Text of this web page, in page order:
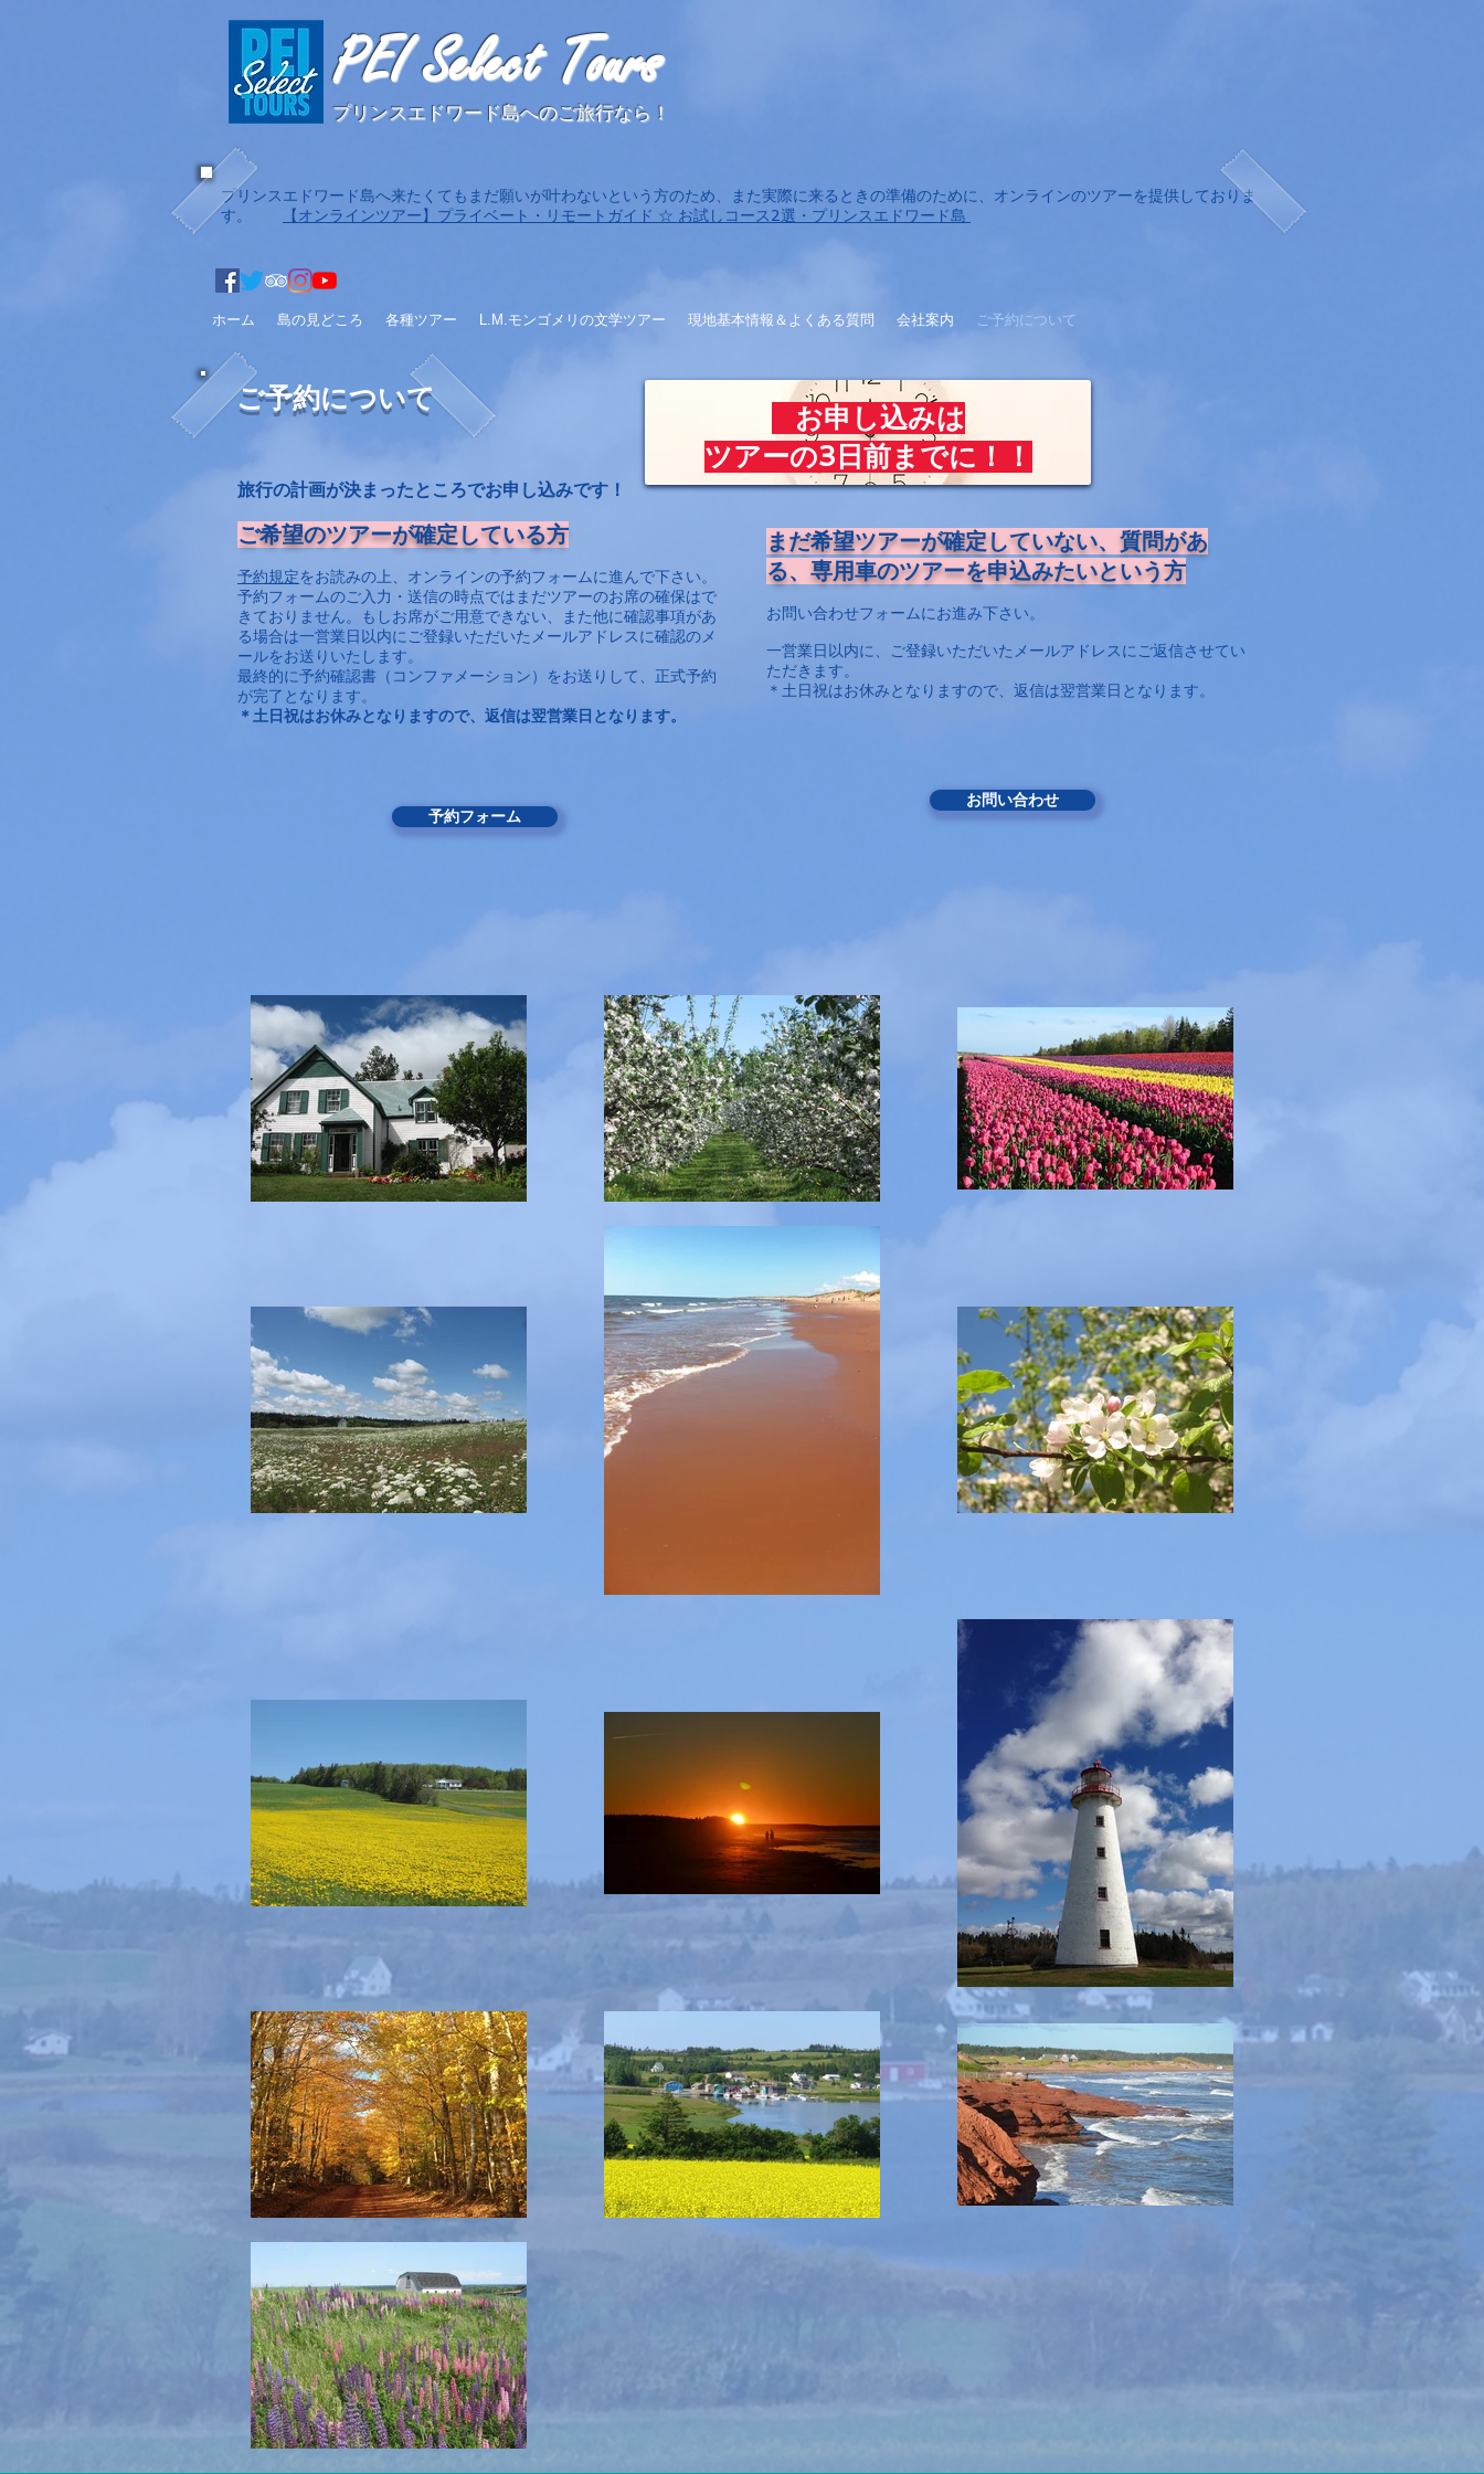
PEI Select Tours
プリンスエドワード島へのご旅行なら！
​プリンスエドワード島へ来たくてもまだ願いが叶わないという方のため、また実際に来るときの準備のために、オンラインのツアーを提供しておりま
す。
【オンラインツアー】プライベート・リモートガイド ☆ お試しコース2選・プリンスエドワード島
ホーム 島の見どころ 各種ツアー L.M.モンゴメリの文学ツアー 現地基本情報＆よくある質問 会社案内 ご予約について
ご予約について
旅行の計画が決まったところでお申し込みです！
ご希望のツアーが確定している方
予約規定をお読みの上、オンラインの予約フォームに進んで下さい。
予約フォームのご入力・送信の時点ではまだツアーのお席の確保はで
きておりません。もしお席がご用意できない、また他に確認事項があ
る場合は一営業日以内にご登録いただいたメールアドレスに確認のメ
ールをお送りいたします。
最終的に予約確認書（コンファメーション）をお送りして、正式予約
が完了となります。
＊ 土日祝はお休みとなりますので、返信は翌営業日となります。
予約フォーム
まだ希望ツアーが確定していない、質問があ
る、専用車のツアーを申込みたいという方
お問い合わせフォームにお進み下さい。
一営業日以内に、ご登録いただいたメールアドレスにご返信させてい
ただきます。
＊土日祝はお休みとなりますので、返信は翌営業日となります。
お問い合わせ
お申し込みは
ツアーの3日前までに！！​